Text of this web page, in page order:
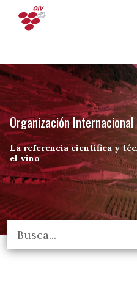
Organización
La referencia científica y
el vino